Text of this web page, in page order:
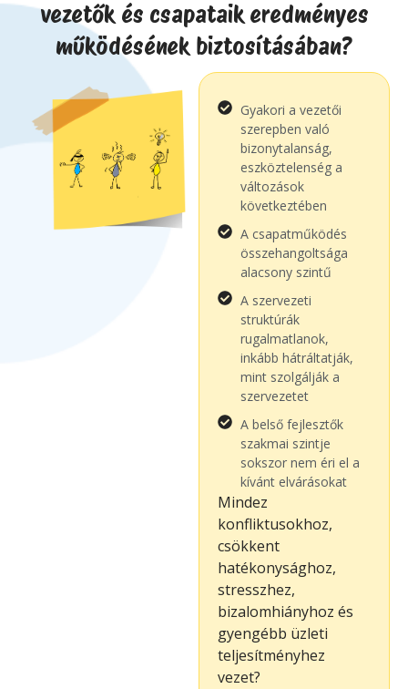
vezetők és csapataik eredményes
működésének biztosításában?
Gyakori a vezetői
szerepben való
bizonytalanság,
eszköztelenség a
változások
következtében
A csapatműködés
összehangoltsága
alacsony szintű
A szervezeti
struktúrák
rugalmatlanok,
inkább hátráltatják,
mint szolgálják a
szervezetet
A belső fejlesztők
szakmai szintje
sokszor nem éri el a
kívánt elvárásokat
Mindez
konfliktusokhoz,
csökkent
hatékonysághoz,
stresszhez,
bizalomhiányhoz és
gyengébb üzleti
teljesítményhez
vezet?